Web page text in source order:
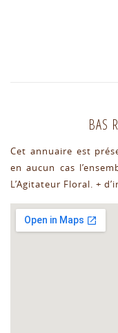
BAS
Cet annuaire est
en aucun cas
L’Agitateur Floral. +